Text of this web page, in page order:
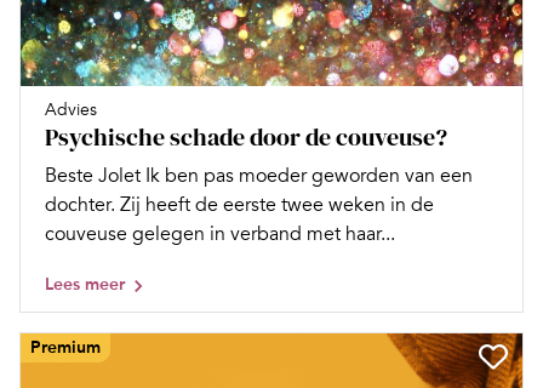
Advies
Psychische schade door de couveuse?
Beste Jolet Ik ben pas moeder geworden van een
dochter. Zij heeft de eerste twee weken in de
couveuse gelegen in verband met haar...
Lees meer
Premium